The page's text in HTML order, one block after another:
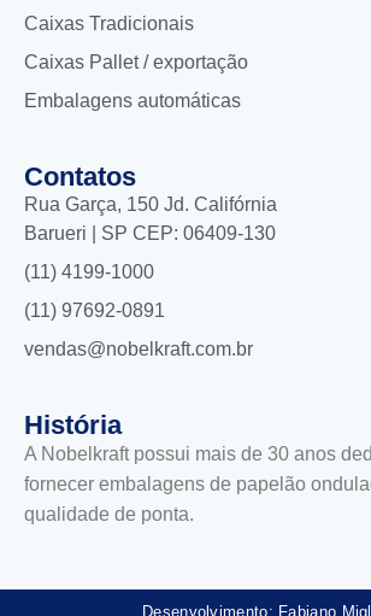
Caixas Tradicionais
Caixas Pallet / exportação
Embalagens automáticas
Contatos
Rua Garça, 150 Jd. Califórnia
Barueri | SP CEP: 06409-130
(11) 4199-1000
(11) 97692-0891
vendas@nobelkraft.com.br
História
A Nobelkraft possui mais de 30 anos
fornecer embalagens de papelão
qualidade de ponta.
Desenvolvimento: Fabiano